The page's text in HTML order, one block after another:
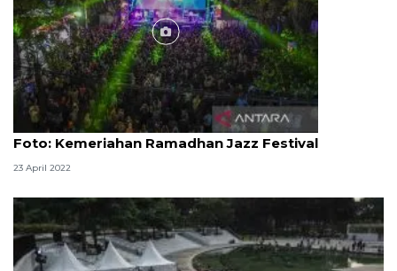
Foto
Foto: Kemeriahan Ramadhan Jazz Festival
23 April 2022